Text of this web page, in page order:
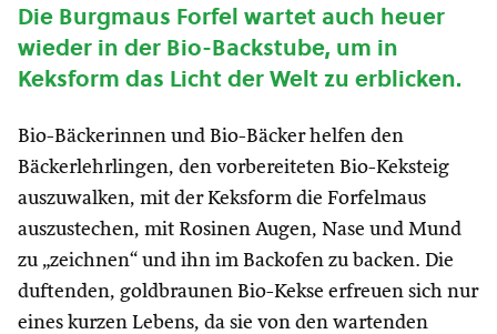
Die Burgmaus Forfel wartet auch heuer
wieder in der Bio-Backstube, um in
Keksform das Licht der Welt zu erblicken.
Bio-Bäckerinnen und Bio-Bäcker helfen den
Bäckerlehrlingen, den vorbereiteten Bio-Keksteig
auszuwalken, mit der Keksform die Forfelmaus
auszustechen, mit Rosinen Augen, Nase und Mund
zu „zeichnen“ und ihn im Backofen zu backen. Die
duftenden, goldbraunen Bio-Kekse erfreuen sich nur
eines kurzen Lebens, da sie von den wartenden